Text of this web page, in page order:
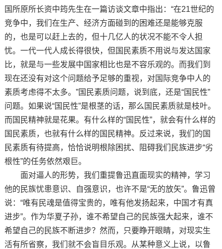
国所原所长资中筠先生在一篇访谈文章中指出：“在21世纪的
竞争中，我们在生产、经济方面碰到的困难还是能够克服
的，也是可以赶上去的，但十几亿人的状况不能不令人担
忧。一代一代人成长得很快，但国民素质不用说与发达国家
比，就是与一些发展中国家相比也是不容乐观的。而我们到
现在还没有对这个问题给予足够的重视，对国际竞争中人的
素质考虑得不太多。”国民素质问题，说到底，还是“国民性”
问题。如果说“国民性”是根茎的话，那么国民素质就是枝叶。
而国民精神就是花果。有什么样的“国民性”，就会有什么样的
国民素质，也就有什么样的国民精神。反过来说，我们的国
民素质有待提高，恰恰说明根除困扰、阻碍我们民族进步“劣
根性”的任务依然艰巨。
面对逼人的形势，我们重提鲁迅直面现实的精神，学习
他的民族忧患意识、自强意识，也许不是“无的放矢”。鲁迅曾
说：“唯有民魂是值得宝贵的，唯有他发扬起来，中国才有真
进步”。作为华夏子孙，谁不希望自己的民族强大起来，谁不
希望自己的民族不断进步？然而，只要睁开眼睛，对现实生
活有所省察，我们就不会盲目乐观。从某种意义上说，以鲁